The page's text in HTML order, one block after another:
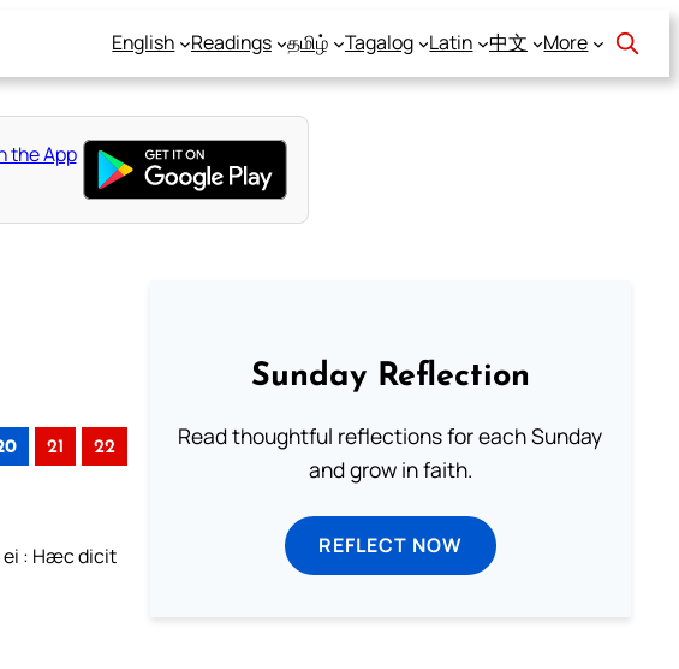
English Readings தமிழ் Tagalog Latin 中文 More
21 22
ei : Hæc dicit
Sunday Reflection
Read thoughtful reflections for each Sunday
and grow in faith.
REFLECT NOW